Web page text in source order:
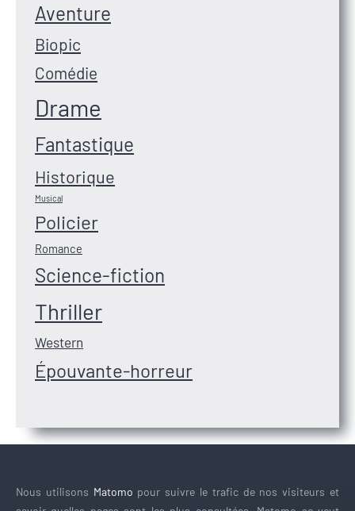
Aventure
Biopic
Comédie
Drame
Fantastique
Historique
Musical
Policier
Romance
Science-fiction
Thriller
Western
Épouvante-horreur
Nous utilisons Matomo pour suivre le trafic de nos visiteurs et